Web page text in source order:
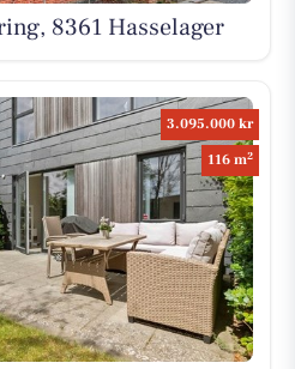
8361 Hasselager
3.095.000 kr
116 m2